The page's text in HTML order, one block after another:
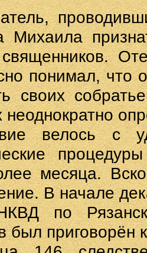
Михаила
священников.
понимал, что
своих
неоднократно
велось с
месяца.
В начале
по
был приговорён